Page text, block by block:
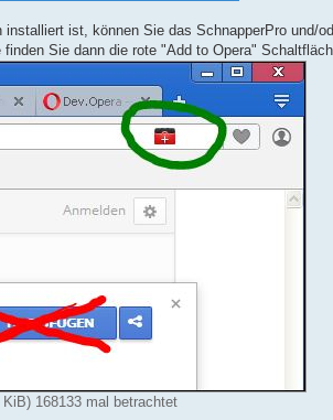
installiert ist, können Sie das SchnapperPro und/
finden Sie dann die rote "Add to Opera"
168133 mal betrachtet